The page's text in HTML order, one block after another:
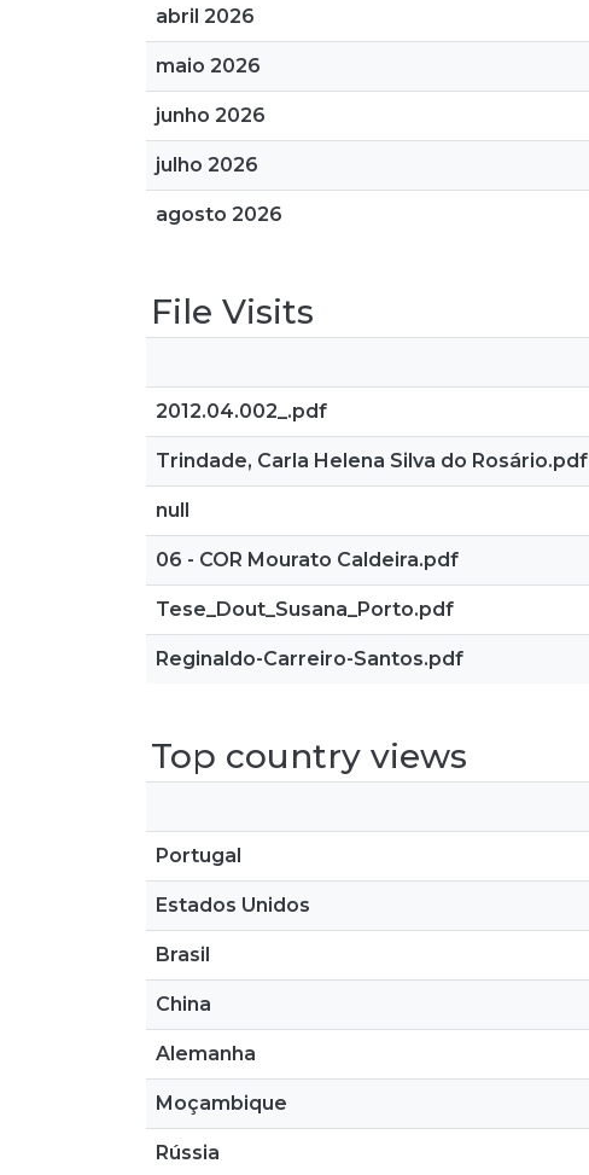
abril 2026
maio 2026
junho 2026
julho 2026
agosto 2026
File Visits
2012.04.002_.pdf
Trindade, Carla Helena Silva do Rosário.pdf
null
06 - COR Mourato Caldeira.pdf
Tese_Dout_Susana_Porto.pdf
Reginaldo-Carreiro-Santos.pdf
Top country views
Portugal
Estados Unidos
Brasil
China
Alemanha
Moçambique
Rússia